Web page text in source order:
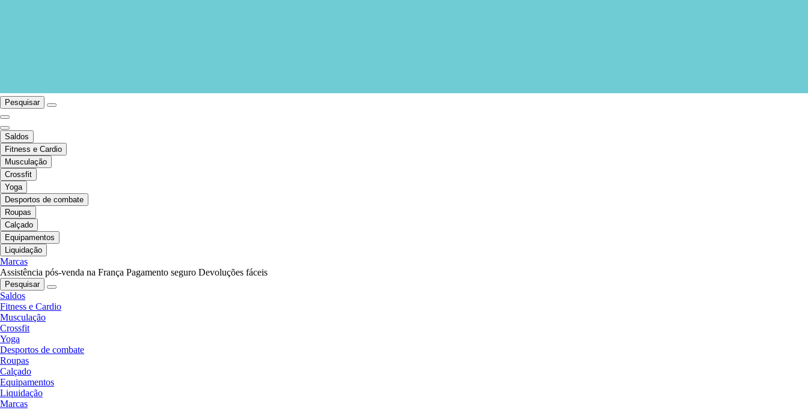
Pesquisar
Saldos
Fitness e Cardio
Musculação
Crossfit
Yoga
Desportos de combate
Roupas
Calçado
Equipamentos
Liquidação
Marcas
Assistência pós-venda na França Pagamento seguro Devoluções fáceis
Pesquisar
Saldos
Fitness e Cardio
Musculação
Crossfit
Yoga
Desportos de combate
Roupas
Calçado
Equipamentos
Liquidação
Marcas